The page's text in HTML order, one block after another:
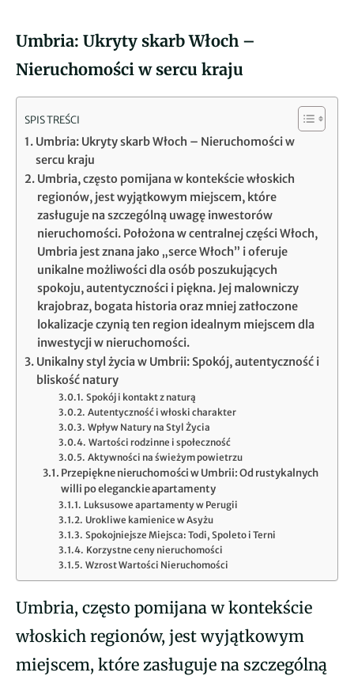
Umbria: Ukryty skarb Włoch –
Nieruchomości w sercu kraju
SPIS TREŚCI
Umbria: Ukryty skarb Włoch – Nieruchomości w
sercu kraju
Umbria, często pomijana w kontekście włoskich
regionów, jest wyjątkowym miejscem, które
zasługuje na szczególną uwagę inwestorów
nieruchomości. Położona w centralnej części Włoch,
Umbria jest znana jako „serce Włoch” i oferuje
unikalne możliwości dla osób poszukujących
spokoju, autentyczności i piękna. Jej malowniczy
krajobraz, bogata historia oraz mniej zatłoczone
lokalizacje czynią ten region idealnym miejscem dla
inwestycji w nieruchomości.
Unikalny styl życia w Umbrii: Spokój, autentyczność i
bliskość natury
Spokój i kontakt z naturą
Autentyczność i włoski charakter
Wpływ Natury na Styl Życia
Wartości rodzinne i społeczność
Aktywności na świeżym powietrzu
Przepiękne nieruchomości w Umbrii: Od rustykalnych
willi po eleganckie apartamenty
Luksusowe apartamenty w Perugii
Urokliwe kamienice w Asyżu
Spokojniejsze Miejsca: Todi, Spoleto i Terni
Korzystne ceny nieruchomości
Wzrost Wartości Nieruchomości
Umbria, często pomijana w kontekście
włoskich regionów, jest wyjątkowym
miejscem, które zasługuje na szczególną